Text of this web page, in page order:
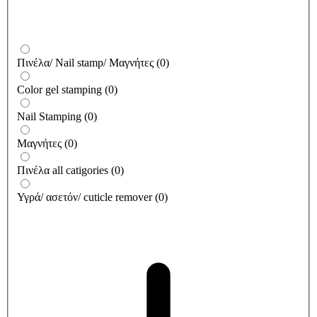
Πινέλα/ Nail stamp/ Μαγνήτες (0)
Color gel stamping (0)
Nail Stamping (0)
Μαγνήτες (0)
Πινέλα all catigories (0)
Υγρά/ ασετόν/ cuticle remover (0)